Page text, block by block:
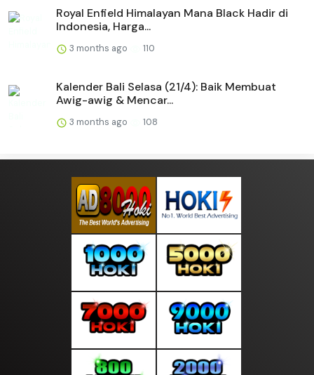
Royal Enfield Himalayan Mana Black Hadir di
Indonesia, Harga...
3 months ago 110
Kalender Bali Selasa (21/4): Baik Membuat
Awig-awig & Mencar...
3 months ago 108